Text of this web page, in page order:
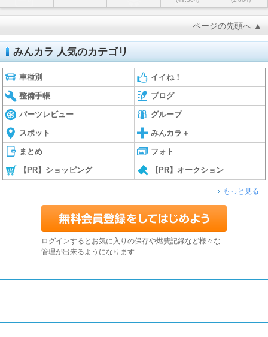
ページの先頭へ ▲
みんカラ 人気のカテゴリ
車種別 イイね！
整備手帳 ブログ
パーツレビュー グループ
スポット みんカラ＋
まとめ フォト
【PR】ショッピング 【PR】オークション
もっと見る
ログインするとお気に入りの保存や燃費記録など様々な
管理が出来るようになります